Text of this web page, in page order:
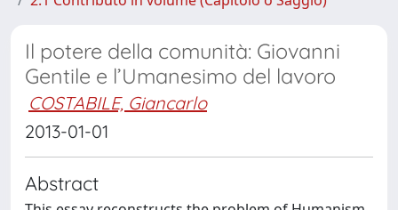
Il potere della comunità: Giovanni
Gentile e l’Umanesimo del lavoro
COSTABILE, Giancarlo
2013-01-01
Abstract